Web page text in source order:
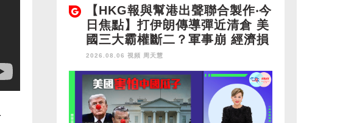
【HKG報與幫港出聲聯合製作‧今
日焦點】打伊朗傳導彈近清倉 美
國三大霸權斷二？軍事崩 經濟損
2026.08.06 視頻 周天慧